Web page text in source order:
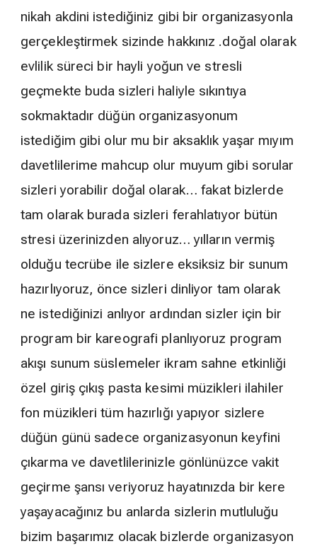
nikah akdini istediğiniz gibi bir organizasyonla
gerçekleştirmek sizinde hakkınız .doğal olarak
evlilik süreci bir hayli yoğun ve stresli
geçmekte buda sizleri haliyle sıkıntıya
sokmaktadır düğün organizasyonum
istediğim gibi olur mu bir aksaklık yaşar mıyım
davetlilerime mahcup olur muyum gibi sorular
sizleri yorabilir doğal olarak… fakat bizlerde
tam olarak burada sizleri ferahlatıyor bütün
stresi üzerinizden alıyoruz… yılların vermiş
olduğu tecrübe ile sizlere eksiksiz bir sunum
hazırlıyoruz, önce sizleri dinliyor tam olarak
ne istediğinizi anlıyor ardından sizler için bir
program bir kareografi planlıyoruz program
akışı sunum süslemeler ikram sahne etkinliği
özel giriş çıkış pasta kesimi müzikleri ilahiler
fon müzikleri tüm hazırlığı yapıyor sizlere
düğün günü sadece organizasyonun keyfini
çıkarma ve davetlilerinizle gönlünüzce vakit
geçirme şansı veriyoruz hayatınızda bir kere
yaşayacağınız bu anlarda sizlerin mutluluğu
bizim başarımız olacak bizlerde organizasyon